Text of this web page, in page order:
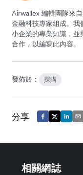
Airwallex 編輯團隊來
金融科技專家組成。我
小企業的專業知識，
合作，以編寫此內容。
發佈於： 採購
分享
相關網誌